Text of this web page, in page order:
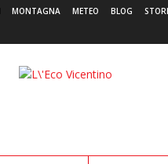
MONTAGNA METEO BLOG
L'Eco